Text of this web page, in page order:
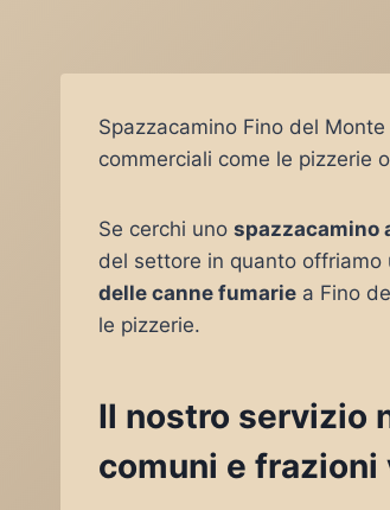
Spazzacamino Fino del
commerciali come le pizzerie
Se cerchi uno spazzacamino
del settore in quanto
delle canne fumarie a Fino
le pizzerie.
Il nostro servizio
comuni e frazioni